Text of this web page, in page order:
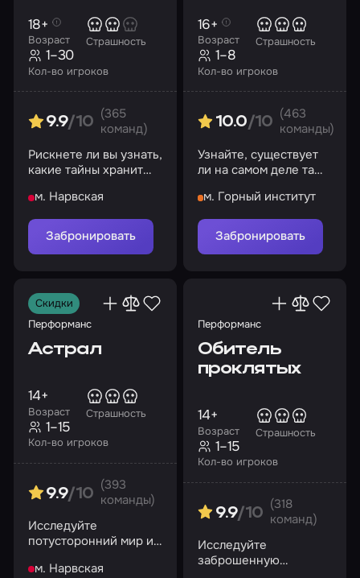
Возраст
18+
Страшность
Кол-во игроков
1–30
9.9/10
(365
команд)
Рискнете ли вы узнать,
какие тайны хранит
м. Нарвская
Забронировать
Возраст
16+
Страшность
Кол-во игроков
1–8
10.0/10
(463
команды)
Узнайте, существует
ли на самом деле та
черном
м. Горный институт
Забронировать
Скидки
Перформанс
Астрал
Возраст
14+
Страшность
Кол-во игроков
1–15
9.9/10
(393
команды)
Исследуйте
потусторонний мир и
м. Нарвская
Перформанс
Обитель
проклятых
Возраст
14+
Страшность
Кол-во игроков
1–15
9.9/10
(318
команд)
Исследуйте
заброшенную